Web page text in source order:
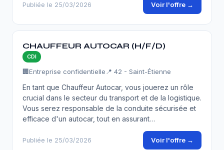
Publiée le 25/03/2026 Voir l'offre →
CHAUFFEUR AUTOCAR (H/F/D)
CDI
🏢Entreprise confidentielle 📍 42 - Saint-Étienne
En tant que Chauffeur Autocar, vous jouerez un rôle
crucial dans le secteur du transport et de la logistique.
Vous serez responsable de la conduite sécurisée et
efficace d'un autocar, tout en assurant…
Publiée le 25/03/2026 Voir l'offre →